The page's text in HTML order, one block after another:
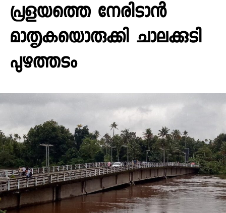
പ്രളയത്തെ നേരിടാൻ
മാതൃകയൊരുക്കി ചാലക്കുടി
പുഴത്തടം